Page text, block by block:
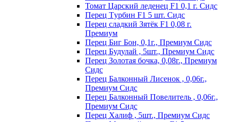
Томат Царский леденец F1 0,1 г. Сидс
Перец Tурбин F1 5 шт. Сидс
Перец сладкий Зятёк F1 0,08 г.
Премиум
Перец Биг Бон, 0,1г., Премиум Сидс
Перец Будулай , 5шт., Премиум Сидс
Перец Золотая бочка, 0,08г., Премиум
Сидс
Перец Балконный Лисенок , 0,06г.,
Премиум Сидс
Перец Балконный Повелитель , 0,06г.,
Премиум Сидс
Перец Халиф , 5шт., Премиум Сидс